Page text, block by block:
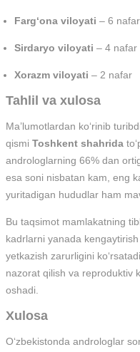
Farg‘ona viloyati – 6 nafar
Sirdaryo viloyati – 4 nafar
Xorazm viloyati – 2 nafar
Tahlil va xulosa
Ma’lumotlardan ko‘rinib
qismi Toshkent shahrida
androloglarning 66% dan
esa soni nisbatan kam, eng
yuritadigan hududlar ham
Bu taqsimot mamlakatning
kadrlarni yanada
yetkazish zarurligini
nazorat qilish va reproduktiv
oshadi.
Xulosa
O‘zbekistonda androloglar